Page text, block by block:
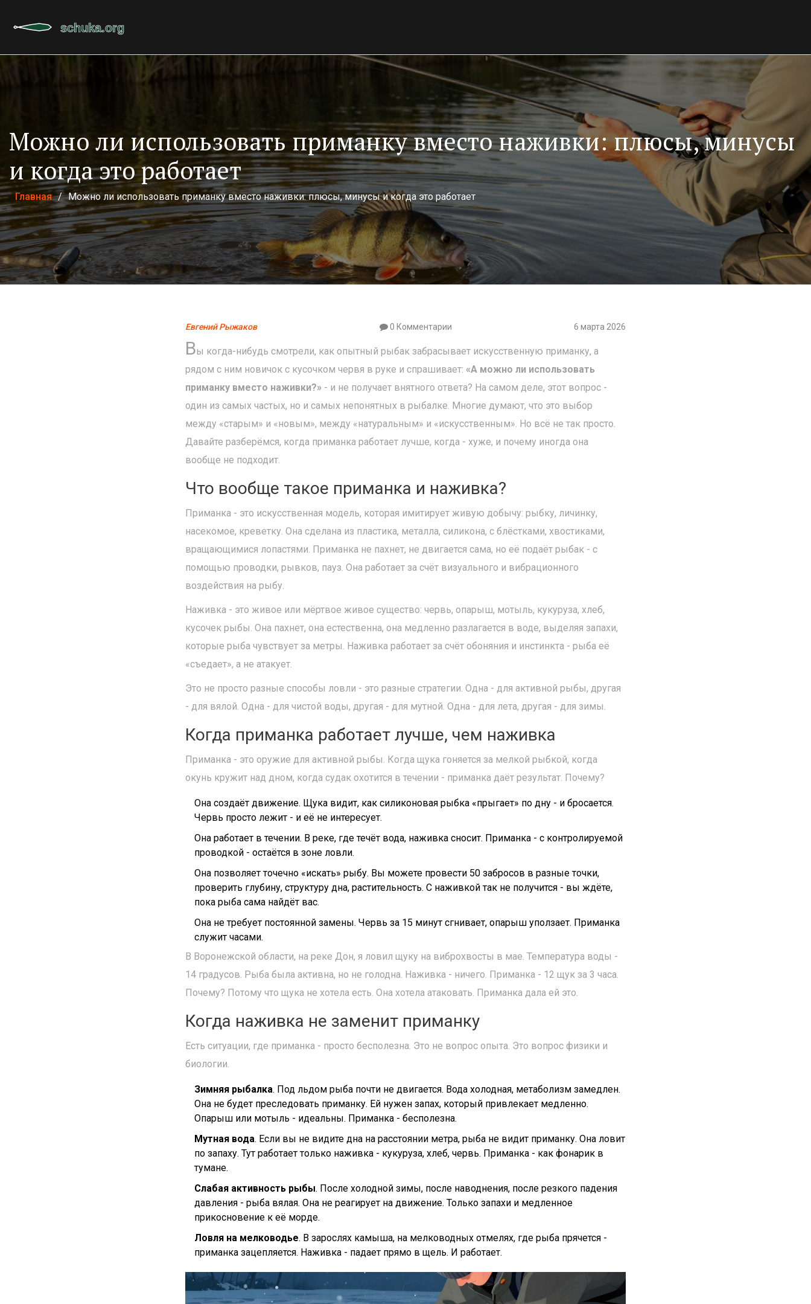
Можно ли использовать приманку вместо наживки: плюсы, минусы
и когда это работает
Главная / Можно ли использовать приманку вместо наживки: плюсы, минусы и когда это работает
Евгений Рыжаков 0 Комментарии 6 марта 2026
Вы когда-нибудь смотрели, как опытный рыбак забрасывает искусственную приманку, а
рядом с ним новичок с кусочком червя в руке и спрашивает: «А можно ли использовать
приманку вместо наживки?» - и не получает внятного ответа? На самом деле, этот вопрос -
один из самых частых, но и самых непонятных в рыбалке. Многие думают, что это выбор
между «старым» и «новым», между «натуральным» и «искусственным». Но всё не так просто.
Давайте разберёмся, когда приманка работает лучше, когда - хуже, и почему иногда она
вообще не подходит.
Что вообще такое приманка и наживка?
Приманка - это искусственная модель, которая имитирует живую добычу: рыбку, личинку,
насекомое, креветку. Она сделана из пластика, металла, силикона, с блёстками, хвостиками,
вращающимися лопастями. Приманка не пахнет, не двигается сама, но её подаёт рыбак - с
помощью проводки, рывков, пауз. Она работает за счёт визуального и вибрационного
воздействия на рыбу.
Наживка - это живое или мёртвое живое существо: червь, опарыш, мотыль, кукуруза, хлеб,
кусочек рыбы. Она пахнет, она естественна, она медленно разлагается в воде, выделяя запахи,
которые рыба чувствует за метры. Наживка работает за счёт обоняния и инстинкта - рыба её
«съедает», а не атакует.
Это не просто разные способы ловли - это разные стратегии. Одна - для активной рыбы, другая
- для вялой. Одна - для чистой воды, другая - для мутной. Одна - для лета, другая - для зимы.
Когда приманка работает лучше, чем наживка
Приманка - это оружие для активной рыбы. Когда щука гоняется за мелкой рыбкой, когда
окунь кружит над дном, когда судак охотится в течении - приманка даёт результат. Почему?
Она создаёт движение. Щука видит, как силиконовая рыбка «прыгает» по дну - и бросается.
Червь просто лежит - и её не интересует.
Она работает в течении. В реке, где течёт вода, наживка сносит. Приманка - с контролируемой
проводкой - остаётся в зоне ловли.
Она позволяет точечно «искать» рыбу. Вы можете провести 50 забросов в разные точки,
проверить глубину, структуру дна, растительность. С наживкой так не получится - вы ждёте,
пока рыба сама найдёт вас.
Она не требует постоянной замены. Червь за 15 минут сгнивает, опарыш уползает. Приманка
служит часами.
В Воронежской области, на реке Дон, я ловил щуку на виброхвосты в мае. Температура воды -
14 градусов. Рыба была активна, но не голодна. Наживка - ничего. Приманка - 12 щук за 3 часа.
Почему? Потому что щука не хотела есть. Она хотела атаковать. Приманка дала ей это.
Когда наживка не заменит приманку
Есть ситуации, где приманка - просто бесполезна. Это не вопрос опыта. Это вопрос физики и
биологии.
Зимняя рыбалка. Под льдом рыба почти не двигается. Вода холодная, метаболизм замедлен.
Она не будет преследовать приманку. Ей нужен запах, который привлекает медленно.
Опарыш или мотыль - идеальны. Приманка - бесполезна.
Мутная вода. Если вы не видите дна на расстоянии метра, рыба не видит приманку. Она ловит
по запаху. Тут работает только наживка - кукуруза, хлеб, червь. Приманка - как фонарик в
тумане.
Слабая активность рыбы. После холодной зимы, после наводнения, после резкого падения
давления - рыба вялая. Она не реагирует на движение. Только запахи и медленное
прикосновение к её морде.
Ловля на мелководье. В зарослях камыша, на мелководных отмелях, где рыба прячется -
приманка зацепляется. Наживка - падает прямо в щель. И работает.